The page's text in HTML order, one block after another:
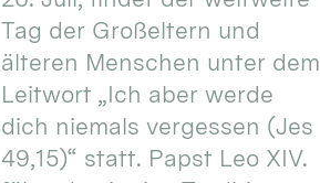
Tag der Großeltern und
älteren Menschen unter dem
Leitwort „Ich aber werde
dich niemals vergessen (Jes
49,15)“ statt. Papst Leo XIV.